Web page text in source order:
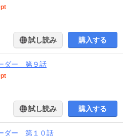
試し読み 購入する
ダー 第９話
試し読み 購入する
ダー 第１０話